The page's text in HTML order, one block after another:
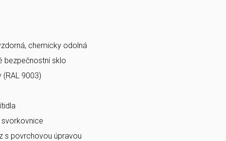
chemicky odolná
bezpečnostní sklo
9003)
s povrchovou úpravou